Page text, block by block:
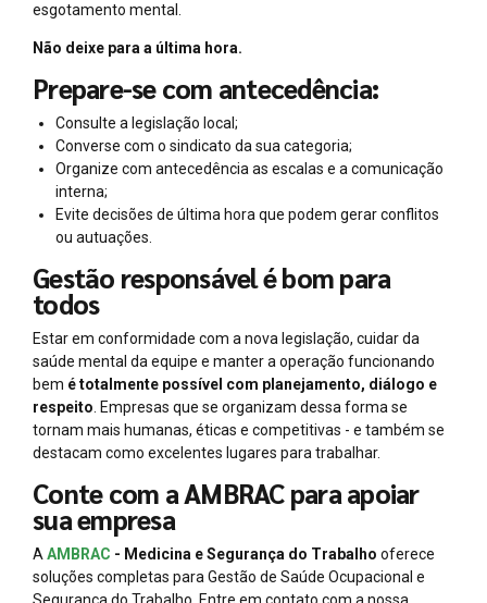
esgotamento mental.
Não deixe para a última hora.
Prepare-se com antecedência:
Consulte a legislação local;
Converse com o sindicato da sua categoria;
Organize com antecedência as escalas e a comunicação
interna;
Evite decisões de última hora que podem gerar conflitos
ou autuações.
Gestão responsável é bom para
todos
Estar em conformidade com a nova legislação, cuidar da
saúde mental da equipe e manter a operação funcionando
bem é totalmente possível com planejamento, diálogo e
respeito . Empresas que se organizam dessa forma se
tornam mais humanas, éticas e competitivas - e também se
destacam como excelentes lugares para trabalhar.
Conte com a AMBRAC para apoiar
sua empresa
A AMBRAC - Medicina e Segurança do Trabalho oferece
soluções completas para Gestão de Saúde Ocupacional e